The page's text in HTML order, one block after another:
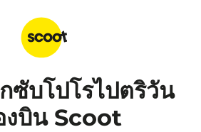
ซับโปโรไปตริวัน
งบิน Scoot